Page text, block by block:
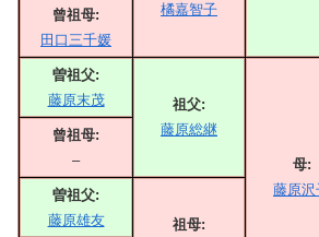
橘嘉智子
曾祖母:
田口三千媛
曽祖父:
藤原末茂
祖父:
藤原総継
母:
藤原沢
曾祖母:
–
曽祖父:
藤原雄友
祖母: